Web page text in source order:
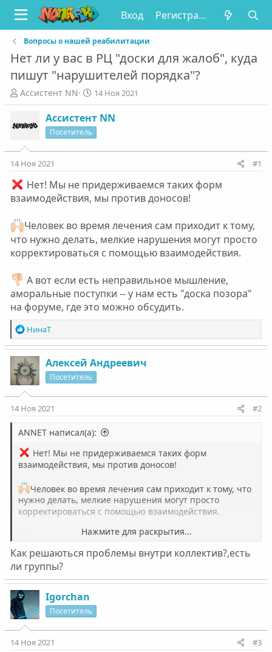
Вход Регистрация
Вопросы о нашей реабилитации
Нет ли у вас в РЦ "доски для жалоб", куда
пишут "нарушителей порядка"?
А
в
о
т
е
ы
Ассистент NN
Д
а
т
а
н
а
л
а
14 Ноя 2021
Ассистент NN
Посетитель
14 Ноя 2021 #1
Нет! Мы не придерживаемся таких форм
взаимодействия, мы против доносов!
Человек во время лечения сам приходит к тому,
что нужно делать, мелкие нарушения могут просто
корректироваться с помощью взаимодействия.
А вот если есть неправильное мышление,
аморальные поступки -- у нам есть "доска позора"
на форуме, где это можно обсудить.
Р
е
а
к
ц
и
и
:
НинаТ
Алексей Андреевич
Посетитель
14 Ноя 2021 #2
ANNET написал(а):
Нет! Мы не придерживаемся таких форм
взаимодействия, мы против доносов!
Человек во время лечения сам приходит к тому, что
нужно делать, мелкие нарушения могут просто
корректироваться с помощью взаимодействия.
А вот если есть неправильное мышление,
аморальные поступки -- у нам есть "доска позора" на
форуме, где это можно обсудить.
Нажмите для раскрытия...
Как решаються проблемы внутри коллектив?,есть
ли группы?
Igorchan
Посетитель
14 Ноя 2021 #3